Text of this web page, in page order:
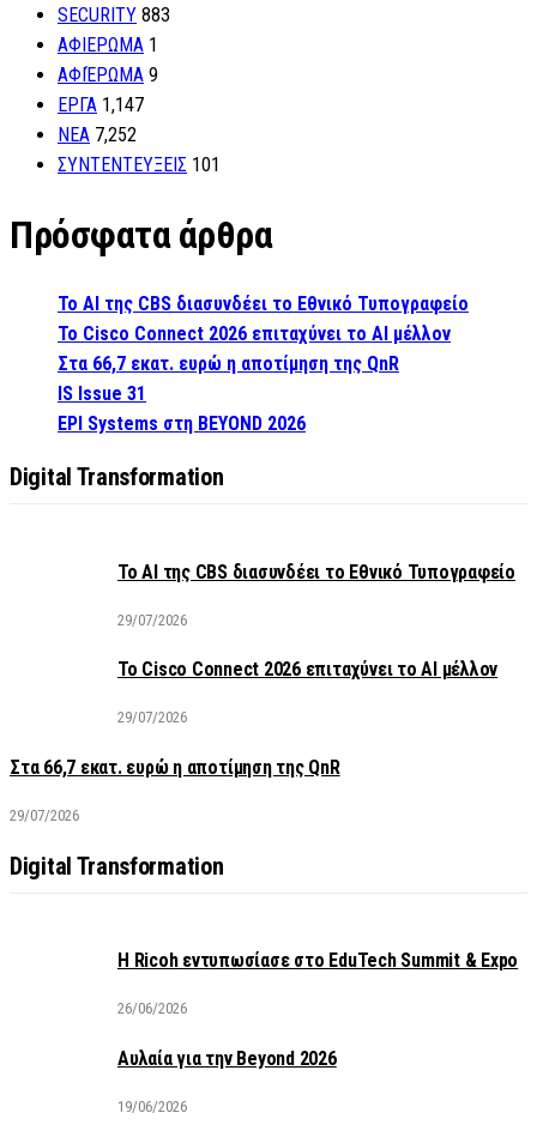
SECURITY 883
ΑΦΙΕΡΩΜΑ 1
ΑΦΙΈΡΩΜΑ 9
ΕΡΓΑ 1,147
ΝΕΑ 7,252
ΣΥΝΤΕΝΤΕΥΞΕΙΣ 101
Πρόσφατα άρθρα
Το AI της CBS διασυνδέει το Εθνικό Τυπογραφείο
Το Cisco Connect 2026 επιταχύνει το AI μέλλον
Στα 66,7 εκατ. ευρώ η αποτίμηση της QnR
IS Issue 31
EPI Systems στη BEYOND 2026
Digital Transformation
Το AI της CBS διασυνδέει το Εθνικό Τυπογραφείο
29/07/2026
Το Cisco Connect 2026 επιταχύνει το AI μέλλον
29/07/2026
Στα 66,7 εκατ. ευρώ η αποτίμηση της QnR
29/07/2026
Digital Transformation
Η Ricoh εντυπωσίασε στο EduTech Summit & Expo
26/06/2026
Αυλαία για την Beyond 2026
19/06/2026